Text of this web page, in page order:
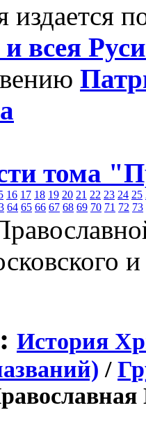
издается
всея
тома
16 17 18 19 20 21 22 23 24 25
64 65 66 67 68 69 70 71 72 73
История
/